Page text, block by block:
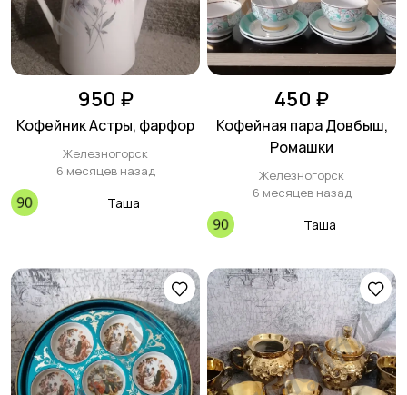
950 ₽
Кофейник Астры, фарфор
Железногорск
6 месяцев назад
Таша
450 ₽
Кофейная пара Довбыш,
Ромашки
Железногорск
6 месяцев назад
Таша